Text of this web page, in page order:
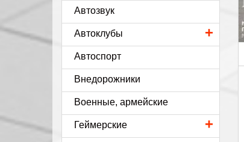
Автозвук
+
Автоклубы
Автоспорт
Внедорожники
Военные, армейские
+
Геймерские